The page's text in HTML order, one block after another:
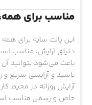
مناسب برای
این پالت سایه برای همه
دنیای آرایش، مناسب
باعث می‌شود بتوانید
آرایش روزانه در محیط
خاص و رسمی مناسب